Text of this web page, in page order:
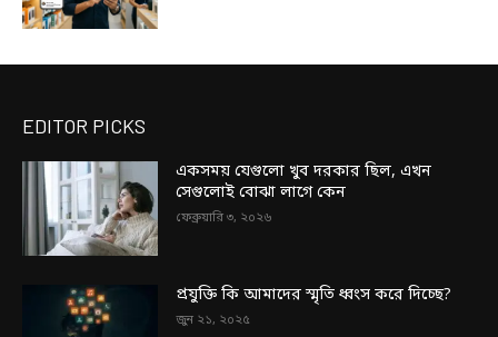
EDITOR PICKS
একসময় যেগুলো খুব দরকার ছিল, এখন
সেগুলোই বোঝা লাগে কেন
ফেব্রুয়ারি ৩, ২০২৬
প্রযুক্তি কি আমাদের স্মৃতি ধ্বংস করে দিচ্ছে?
জুন ২১, ২০২৫